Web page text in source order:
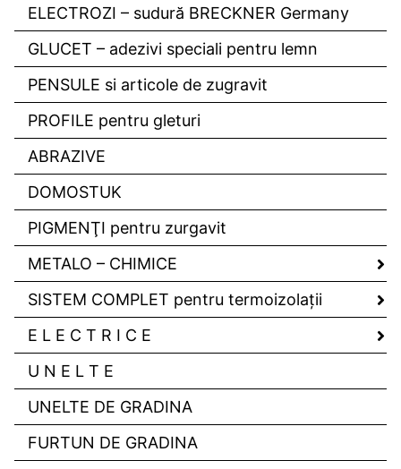
ELECTROZI – sudură BRECKNER Germany
GLUCET – adezivi speciali pentru lemn
PENSULE si articole de zugravit
PROFILE pentru gleturi
ABRAZIVE
DOMOSTUK
PIGMENŢI pentru zurgavit
METALO – CHIMICE
SISTEM COMPLET pentru termoizolaţii
E L E C T R I C E
U N E L T E
UNELTE DE GRADINA
FURTUN DE GRADINA